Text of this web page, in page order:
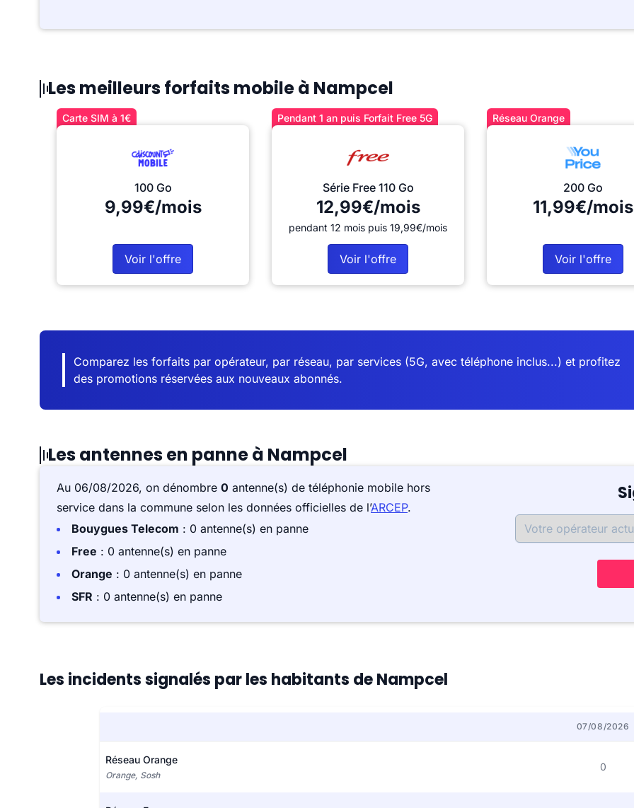
Les meilleurs forfaits mobile à Nampcel
Carte SIM à 1€
100 Go
9,99€/mois
Voir l'offre
Pendant 1 an puis Forfait Free 5G
Série Free 110 Go
12,99€/mois
pendant 12 mois puis 19,99€/mois
Voir l'offre
Réseau Orange
200 Go
11,99€/mois
Voir l'offre
Comparez les forfaits par opérateur, par réseau, par services (5G, avec téléphone inclus...) et profitez
des promotions réservées aux nouveaux abonnés.
Les antennes en panne à Nampcel
Au 06/08/2026, on dénombre 0 antenne(s) de téléphonie mobile hors
service dans la commune selon les données officielles de l’ARCEP.
Bouygues Telecom : 0 antenne(s) en panne
Free : 0 antenne(s) en panne
Orange : 0 antenne(s) en panne
SFR : 0 antenne(s) en panne
Les incidents signalés par les habitants de Nampcel
07/08/2026
Réseau Orange
Orange, Sosh
0